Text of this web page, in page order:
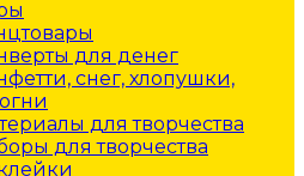
для денег
снег, хлопушки,
для творчества
для творчества